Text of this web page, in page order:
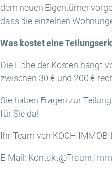
dem neuen Eigentümer
dass die einzelnen
Was kostet eine
Die Höhe der Kosten hängt
zwischen 30 € und 200 €
Sie haben Fragen zur
für Sie da!
Ihr Team von KOCH
E-Mail: